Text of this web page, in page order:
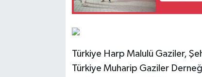
Türkiye Harp Malulü Gaziler,
Türkiye Muharip Gaziler